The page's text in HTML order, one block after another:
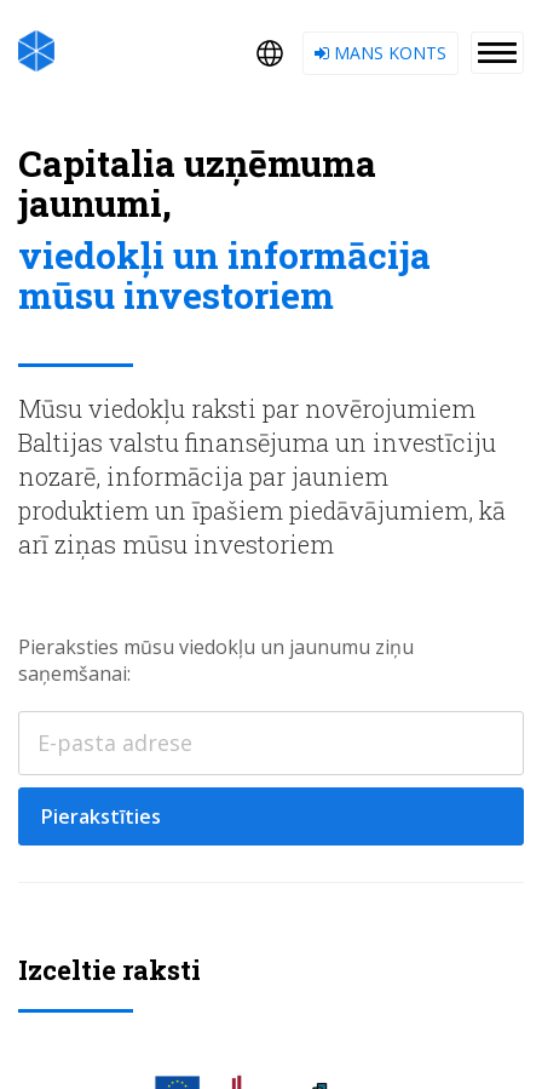
MANS KONTS
Capitalia uzņēmuma
jaunumi,
viedokļi un informācija
mūsu investoriem
Mūsu viedokļu raksti par novērojumiem
Baltijas valstu finansējuma un investīciju
nozarē, informācija par jauniem
produktiem un īpašiem piedāvājumiem, kā
arī ziņas mūsu investoriem
Pieraksties mūsu viedokļu un jaunumu ziņu
saņemšanai:
Pierakstīties
Izceltie raksti